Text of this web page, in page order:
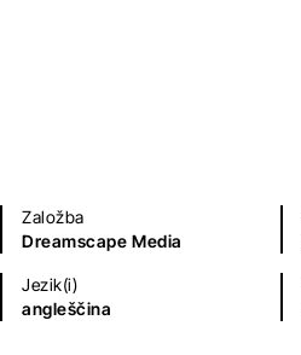
Založba
Dreamscape Media
Jezik(i)
angleščina